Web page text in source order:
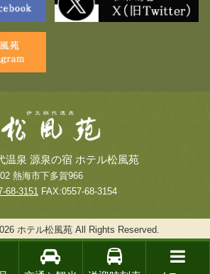
温泉 源泉の宿 ホテル松風苑
熱海市下多賀966
68-3151 FAX:0557-68-3154
ホテル松風苑 All Rights Reserved.